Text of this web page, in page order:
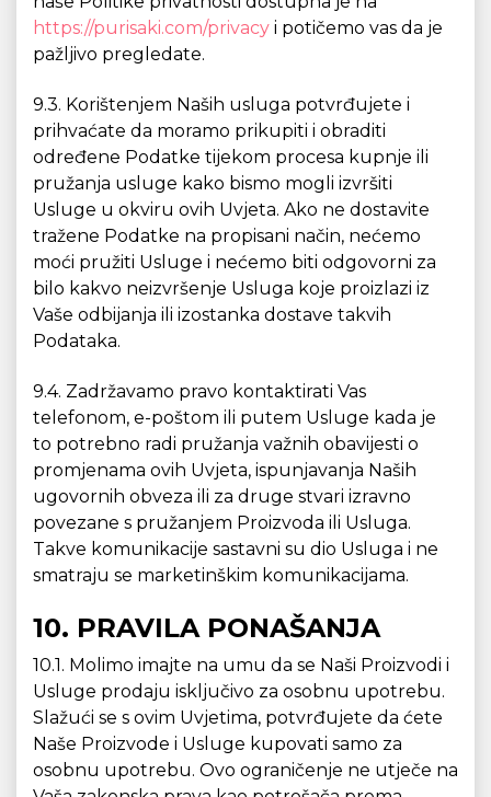
https://purisaki.com/privacy i potičemo vas da je
pažljivo pregledate.
9.3. Korištenjem Naših usluga potvrđujete i
prihvaćate da moramo prikupiti i obraditi
određene Podatke tijekom procesa kupnje ili
pružanja usluge kako bismo mogli izvršiti
Usluge u okviru ovih Uvjeta. Ako ne dostavite
tražene Podatke na propisani način, nećemo
moći pružiti Usluge i nećemo biti odgovorni za
bilo kakvo neizvršenje Usluga koje proizlazi iz
Vaše odbijanja ili izostanka dostave takvih
Podataka.
9.4. Zadržavamo pravo kontaktirati Vas
telefonom, e-poštom ili putem Usluge kada je
to potrebno radi pružanja važnih obavijesti o
promjenama ovih Uvjeta, ispunjavanja Naših
ugovornih obveza ili za druge stvari izravno
povezane s pružanjem Proizvoda ili Usluga.
Takve komunikacije sastavni su dio Usluga i ne
smatraju se marketinškim komunikacijama.
10. PRAVILA PONAŠANJA
10.1. Molimo imajte na umu da se Naši Proizvodi i
Usluge prodaju isključivo za osobnu upotrebu.
Slažući se s ovim Uvjetima, potvrđujete da ćete
Naše Proizvode i Usluge kupovati samo za
osobnu upotrebu. Ovo ograničenje ne utječe na